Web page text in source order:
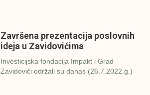
Završena prezentacija poslovnih
ideja u Zavidovićima
Investicijska fondacija Impakt i Grad
Zavidovići održali su danas (26.7.2022.g.)